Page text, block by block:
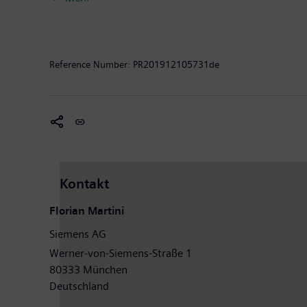
Reference Number: PR201912105731de
Kontakt
Florian Martini
Siemens AG
Werner-von-Siemens-Straße 1
80333 München
Deutschland